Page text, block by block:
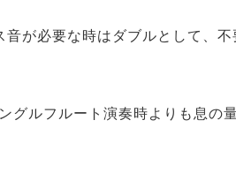
が必要な時はダブルとして、
グルフルート演奏時よりも息の